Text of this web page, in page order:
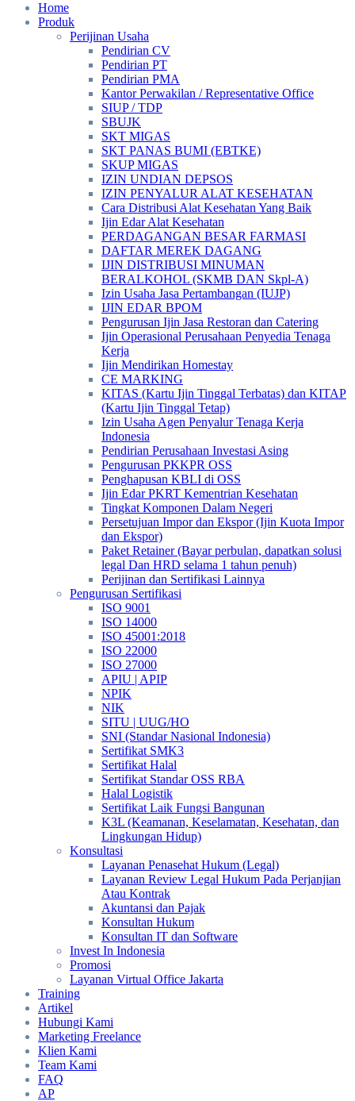
Home
Produk
Perijinan Usaha
Pendirian CV
Pendirian PT
Pendirian PMA
Kantor Perwakilan / Representative Office
SIUP / TDP
SBUJK
SKT MIGAS
SKT PANAS BUMI (EBTKE)
SKUP MIGAS
IZIN UNDIAN DEPSOS
IZIN PENYALUR ALAT KESEHATAN
Cara Distribusi Alat Kesehatan Yang Baik
Ijin Edar Alat Kesehatan
PERDAGANGAN BESAR FARMASI
DAFTAR MEREK DAGANG
IJIN DISTRIBUSI MINUMAN
BERALKOHOL (SKMB DAN Skpl-A)
Izin Usaha Jasa Pertambangan (IUJP)
IJIN EDAR BPOM
Pengurusan Ijin Jasa Restoran dan Catering
Ijin Operasional Perusahaan Penyedia Tenaga
Kerja
Ijin Mendirikan Homestay
CE MARKING
KITAS (Kartu Ijin Tinggal Terbatas) dan KITAP
(Kartu Ijin Tinggal Tetap)
Izin Usaha Agen Penyalur Tenaga Kerja
Indonesia
Pendirian Perusahaan Investasi Asing
Pengurusan PKKPR OSS
Penghapusan KBLI di OSS
Ijin Edar PKRT Kementrian Kesehatan
Tingkat Komponen Dalam Negeri
Persetujuan Impor dan Ekspor (Ijin Kuota Impor
dan Ekspor)
Paket Retainer (Bayar perbulan, dapatkan solusi
legal Dan HRD selama 1 tahun penuh)
Perijinan dan Sertifikasi Lainnya
Pengurusan Sertifikasi
ISO 9001
ISO 14000
ISO 45001:2018
ISO 22000
ISO 27000
APIU | APIP
NPIK
NIK
SITU | UUG/HO
SNI (Standar Nasional Indonesia)
Sertifikat SMK3
Sertifikat Halal
Sertifikat Standar OSS RBA
Halal Logistik
Sertifikat Laik Fungsi Bangunan
K3L (Keamanan, Keselamatan, Kesehatan, dan
Lingkungan Hidup)
Konsultasi
Layanan Penasehat Hukum (Legal)
Layanan Review Legal Hukum Pada Perjanjian
Atau Kontrak
Akuntansi dan Pajak
Konsultan Hukum
Konsultan IT dan Software
Invest In Indonesia
Promosi
Layanan Virtual Office Jakarta
Training
Artikel
Hubungi Kami
Marketing Freelance
Klien Kami
Team Kami
FAQ
AP